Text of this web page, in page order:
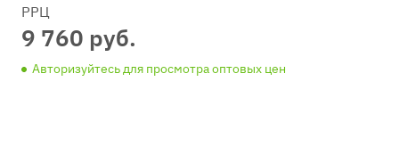
РРЦ
9 760 руб.
Авторизуйтесь для просмотра оптовых цен